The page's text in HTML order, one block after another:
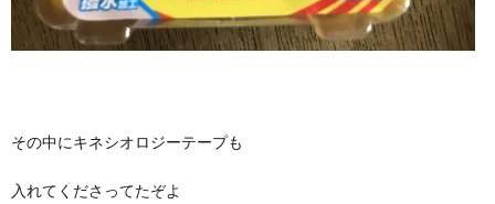
その中にキネシオロジーテープも
入れてくださってたぞよ